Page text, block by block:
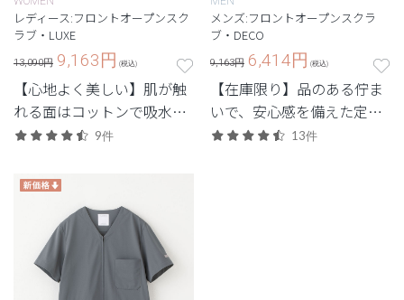
レディース:フロントオープンスク
ラブ・LUXE
13,090円 9,163円 (税込)
【心地よく美しい】肌が触
れる面はコットンで吸水性
があり、汗をかいても快適
「LUXE(リュクス)」。
9件
メンズ:フロントオープンスクラ
ブ・DECO
9,163円 6,414円 (税込)
【在庫限り】品のある佇ま
いで、安心感を備えた定番
シリーズ。
13件